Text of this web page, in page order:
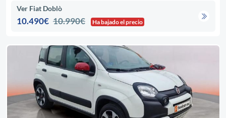
Ver Fiat Doblò
10.490€ 10.990€ Ha bajado el precio